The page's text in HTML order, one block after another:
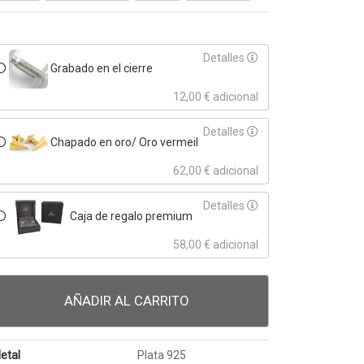
Grabado en el cierre
Detalles
12,00 € adicional
Chapado en oro/ Oro vermeil
Detalles
62,00 € adicional
Caja de regalo premium
Detalles
58,00 € adicional
AÑADIR AL CARRITO
Plata 925